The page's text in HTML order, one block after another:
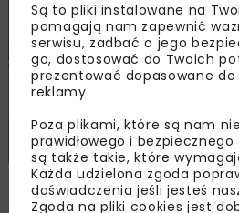
Mniej wypadków na
drogowych
Są to pliki instalowane na
pomagają nam zapewnić
serwisu, zadbać o jego
go, dostosować do Twoich
prezentować dopasowane
reklamy.
Poza plikami, które są nam
prawidłowego i bezpiecznego
są także takie, które
Każda udzielona zgoda
doświadczenia jeśli jesteś
Zgoda na pliki cookies jest